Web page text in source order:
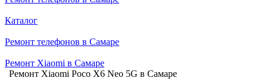
Каталог
Ремонт телефонов в Самаре
Ремонт Xiaomi в Самаре
Ремонт Xiaomi Poco X6 Neo 5G в Самаре